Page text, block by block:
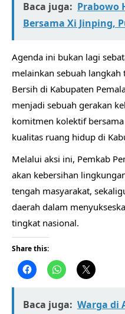
Baca juga: Prabowo
Bersama Xi Jinping,
​Agenda ini bukan lagi
melainkan sebuah
Bersih di Kabupaten
menjadi sebuah gerakan
komitmen kolektif
kualitas ruang hidup di
​Melalui aksi ini, Pemkab
akan kebersihan
tengah masyarakat,
daerah dalam
tingkat nasional.
Share this:
Baca juga: Warga di